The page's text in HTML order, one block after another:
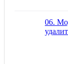
06.